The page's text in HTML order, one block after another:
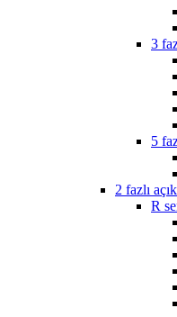
3
5
2 fazlı
R